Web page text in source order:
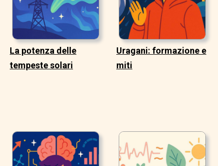
La potenza delle
tempeste solari
Uragani: formazione e
miti